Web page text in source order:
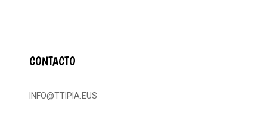
CONTACTO
INFO@TTIPIA.EUS